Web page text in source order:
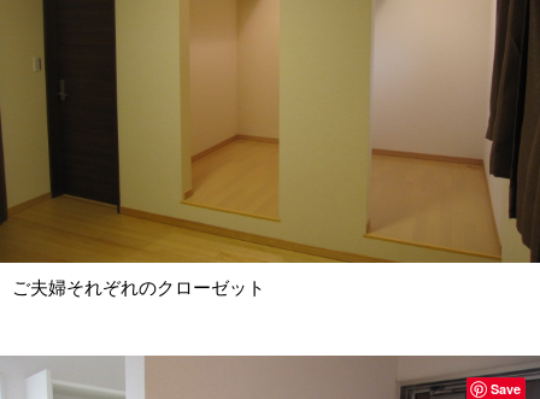
ご夫婦それぞれのクローゼット
Save